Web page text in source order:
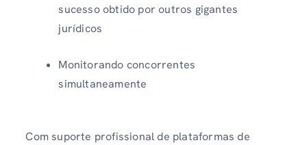
sucesso obtido por outros gigantes
jurídicos
Monitorando concorrentes
simultaneamente
Com suporte profissional de plataformas de